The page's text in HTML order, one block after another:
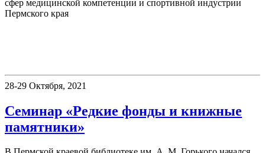
сфер медицинской компетенции и спортивной индустрии
Пермского края
28-29 Октября, 2021
Семинар «Редкие фонды и книжные
памятники»